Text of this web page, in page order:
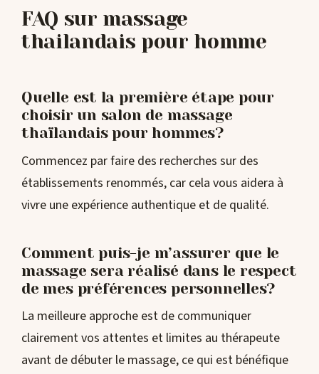
FAQ sur massage
thailandais pour homme
Quelle est la première étape pour
choisir un salon de massage
thaïlandais pour hommes?
Commencez par faire des recherches sur des
établissements renommés, car cela vous aidera à
vivre une expérience authentique et de qualité.
Comment puis-je m’assurer que le
massage sera réalisé dans le respect
de mes préférences personnelles?
La meilleure approche est de communiquer
clairement vos attentes et limites au thérapeute
avant de débuter le massage, ce qui est bénéfique